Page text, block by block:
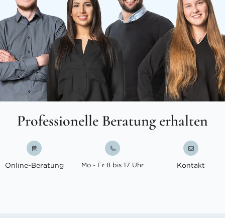
Professionelle Beratung erhalten
Online-Beratung Mo - Fr 8 bis 17 Uhr Kontakt